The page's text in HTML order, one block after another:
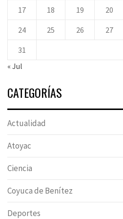
17 18 19 20
24 25 26 27
31
« Jul
CATEGORÍAS
Actualidad
Atoyac
Ciencia
Coyuca de Benítez
Deportes